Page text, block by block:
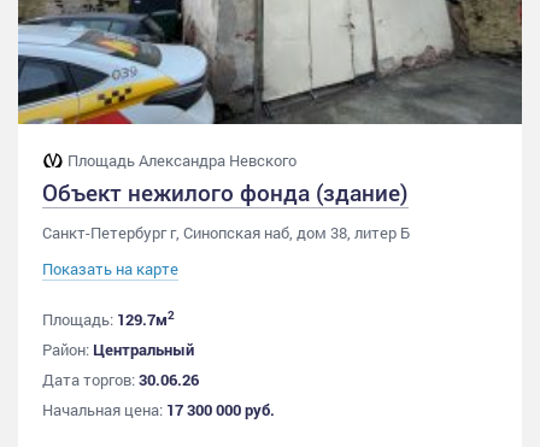
Площадь Александра Невского
Объект нежилого фонда (здание)
Санкт-Петербург г, Синопская наб, дом 38, литер Б
Показать на карте
Площадь: 129.7м2
Район: Центральный
Дата торгов:30.06.26
Начальная цена: 17 300 000 руб.